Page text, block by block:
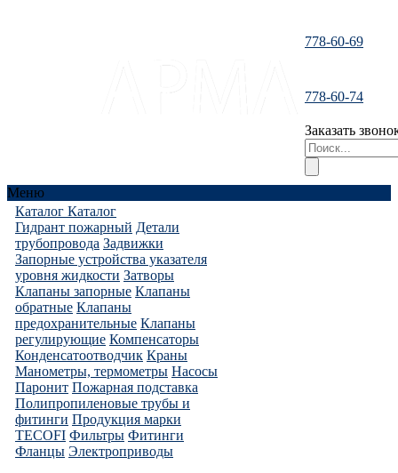
778-60-69
778-60-74
Заказать
Меню
Каталог Каталог
Гидрант пожарный Детали
трубопровода Задвижки
Запорные устройства указателя
уровня жидкости Затворы
Клапаны запорные Клапаны
обратные Клапаны
предохранительные Клапаны
регулирующие Компенсаторы
Конденсатоотводчик Краны
Манометры, термометры Насосы
Паронит Пожарная подставка
Полипропиленовые трубы и
фитинги Продукция марки
TECOFI Фильтры Фитинги
Фланцы Электроприводы